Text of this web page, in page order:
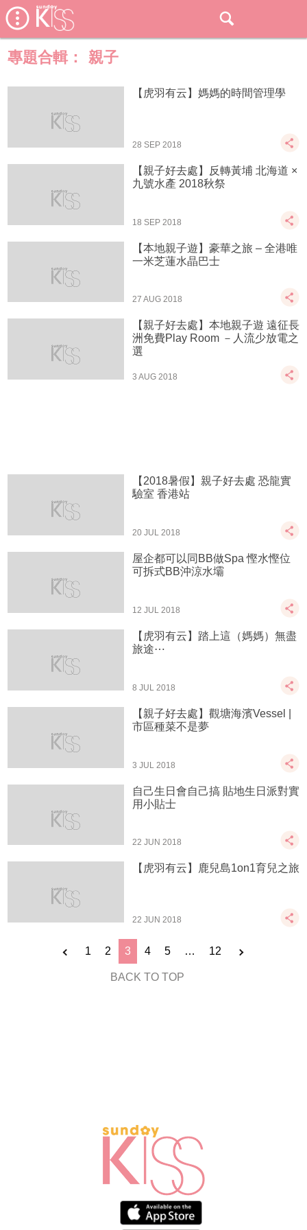
專題合輯： 親子
【虎羽有云】媽媽的時間管理學
28 SEP 2018
【親子好去處】反轉黃埔 北海道 ×
九號水產 2018秋祭
18 SEP 2018
【本地親子遊】豪華之旅 – 全港唯
一米芝蓮水晶巴士
27 AUG 2018
【親子好去處】本地親子遊 遠征長
洲免費Play Room －人流少放電之
選
3 AUG 2018
【2018暑假】親子好去處 恐龍實
驗室 香港站
20 JUL 2018
屋企都可以同BB做Spa 慳水慳位
可拆式BB沖涼水壩
12 JUL 2018
【虎羽有云】踏上這（媽媽）無盡
旅途⋯
8 JUL 2018
【親子好去處】觀塘海濱Vessel |
市區種菜不是夢
3 JUL 2018
自己生日會自己搞 貼地生日派對實
用小貼士
22 JUN 2018
【虎羽有云】鹿兒島1on1育兒之旅
22 JUN 2018
1 2 3 4 5 … 12
BACK TO TOP